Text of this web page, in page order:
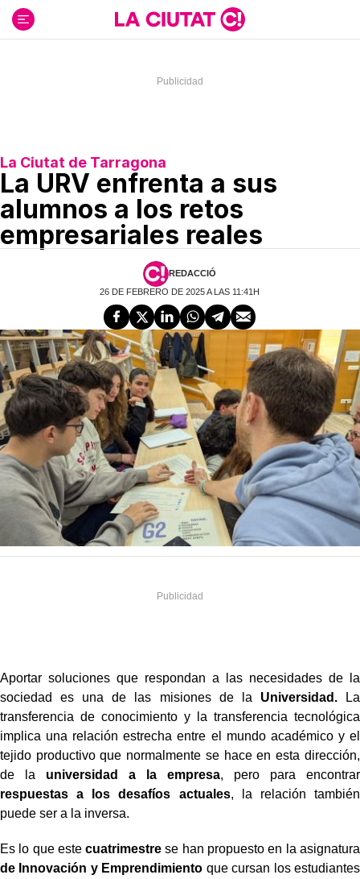
contenido
La Ciutat de Tarragona
La URV enfrenta a sus
alumnos a los retos
empresariales reales
REDACCIÓ
26 DE FEBRERO DE 2025 A LAS 11:41H
Aportar soluciones que respondan a las necesidades de la
sociedad es una de las misiones de la Universidad.La
transferencia de conocimiento y la transferencia tecnológica
implica una relación estrecha entre el mundo académico y el
tejido productivo que normalmente se hace en esta dirección,
de la universidad a la empresa, pero para encontrar
respuestas a los desafíos actuales, la relación también
puede ser a la inversa.
Es lo que estecuatrimestre se han propuesto en la asignatura
de Innovación y Emprendimiento que cursan los estudiantes